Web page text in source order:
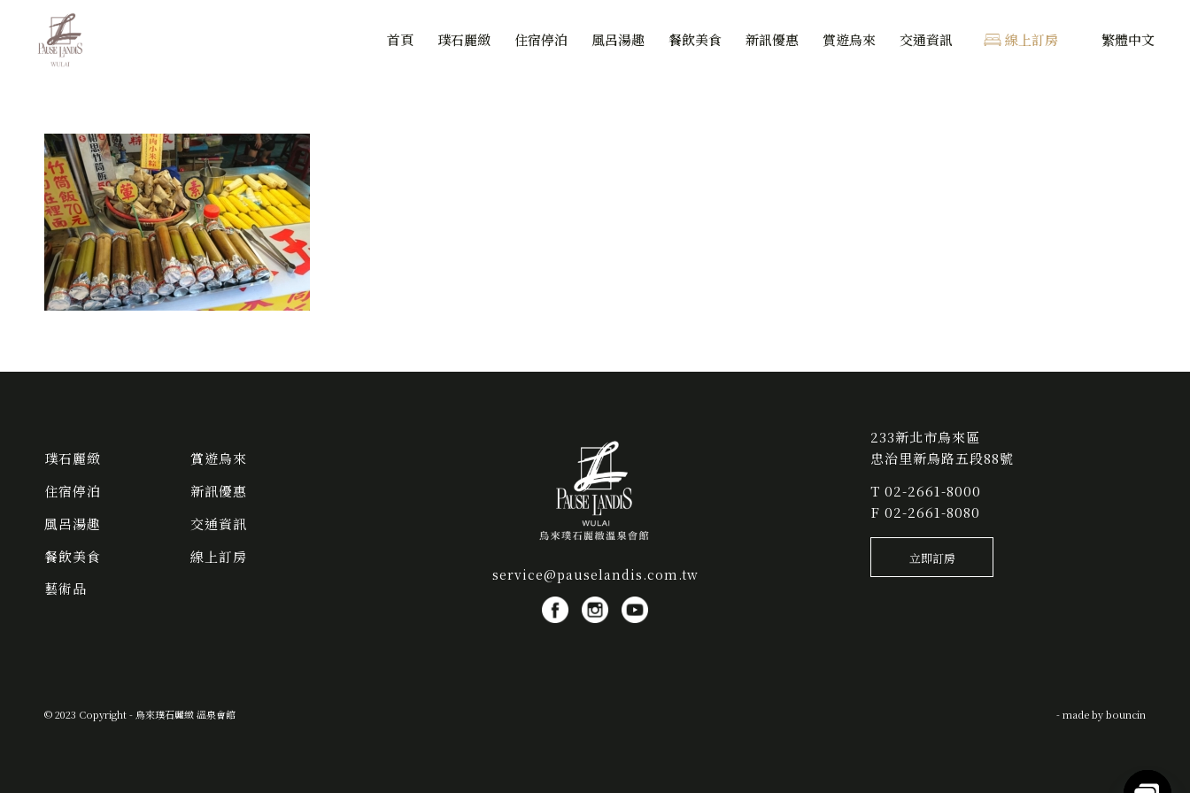
首頁 璞石麗緻 住宿停泊 風呂湯趣 餐飲美食 新訊優惠 賞遊烏來 交通資訊 線上訂房 繁體中文
璞石麗緻
住宿停泊
風呂湯趣
餐飲美食
藝術品
賞遊烏來
新訊優惠
交通資訊
線上訂房
service@pauselandis.com.tw
233新北市烏來區
忠治里新烏路五段88號
T 02-2661-8000
F 02-2661-8080
立即訂房
© 2023 Copyright - 烏來璞石麗緻 溫泉會館 - made bybouncin